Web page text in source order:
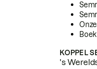
KOPPEL
's